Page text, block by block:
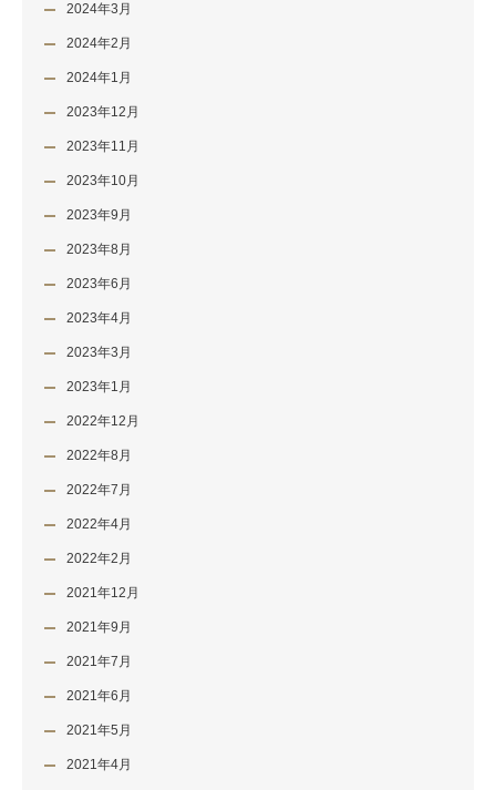
2024年3月
2024年2月
2024年1月
2023年12月
2023年11月
2023年10月
2023年9月
2023年8月
2023年6月
2023年4月
2023年3月
2023年1月
2022年12月
2022年8月
2022年7月
2022年4月
2022年2月
2021年12月
2021年9月
2021年7月
2021年6月
2021年5月
2021年4月